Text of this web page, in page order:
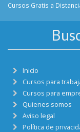
Cursos Gratis a
Inicio
Cursos para
Cursos para
Quienes somos
Aviso legal
Política de